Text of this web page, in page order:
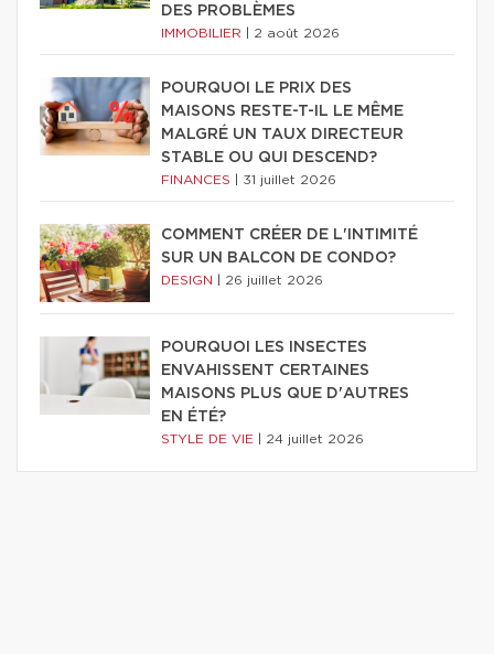
DES PROBLÈMES
IMMOBILIER 2 août 2026
POURQUOI LE PRIX DES
MAISONS RESTE-T-IL LE MÊME
MALGRÉ UN TAUX DIRECTEUR
STABLE OU QUI DESCEND?
FINANCES 31 juillet 2026
COMMENT CRÉER DE L'INTIMITÉ
SUR UN BALCON DE CONDO?
DESIGN 26 juillet 2026
POURQUOI LES INSECTES
ENVAHISSENT CERTAINES
MAISONS PLUS QUE D'AUTRES
EN ÉTÉ?
STYLE DE VIE 24 juillet 2026